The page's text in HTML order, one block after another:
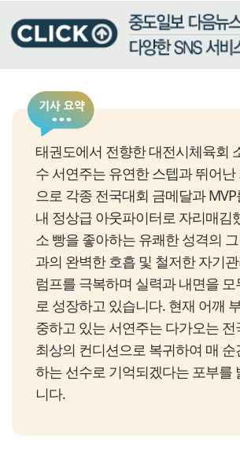
태권도에서 전향한 대전시체육회
수 서연주는 유연한 스텝과 뛰어
으로 각종 전국대회 금메달과
내 정상급 아웃파이터로 자리매김
소 빵을 좋아하는 유쾌한 성격의
과의 완벽한 호흡 및 철저한 자기
럼프를 극복하며 실력과 내면을
로 성장하고 있습니다. 현재 어깨
중하고 있는 서연주는 다가오는
최상의 컨디션으로 복귀하여 매
하는 선수로 기억되겠다는 포부를
니다.